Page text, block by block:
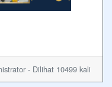
- Dilihat 10499 kali